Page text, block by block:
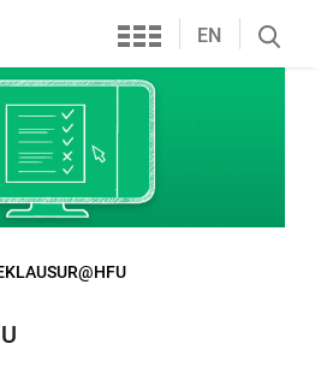
Services
EN
Search